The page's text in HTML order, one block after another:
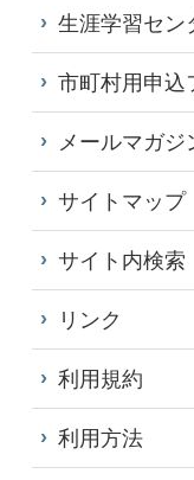
生涯学習セン
市町村用申込
メールマガ
サイトマップ
サイト内検索
リンク
利用規約
利用方法